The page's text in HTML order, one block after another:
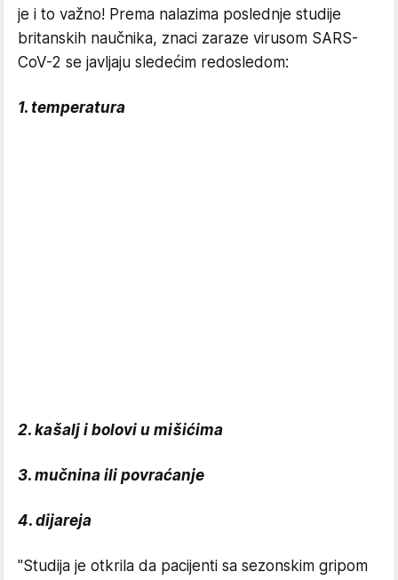
je i to važno! Prema nalazima poslednje studije
britanskih naučnika, znaci zaraze virusom SARS-
CoV-2 se javljaju sledećim redosledom:
1. temperatura
2. kašalj i bolovi u mišićima
3. mučnina ili povraćanje
4. dijareja
"Studija je otkrila da pacijenti sa sezonskim gripom